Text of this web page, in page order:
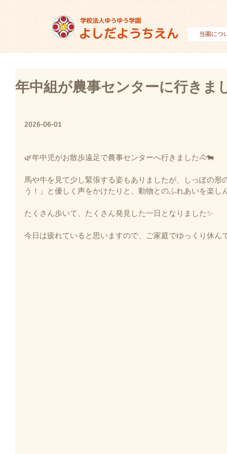
当園につ
年中組が農事センターに行きま
2026-06-01
🌿年中児がお散歩遠足で農事センターへ行きました🐴🐄
馬や牛を見て少し緊張する姿もありましたが、しっぽの形
う！」と優しく声をかけたりと、動物とのふれあいを楽し
たくさん歩いて、たくさん発見した一日となりました✨
今日は疲れていると思いますので、ご家庭でゆっくり休ん